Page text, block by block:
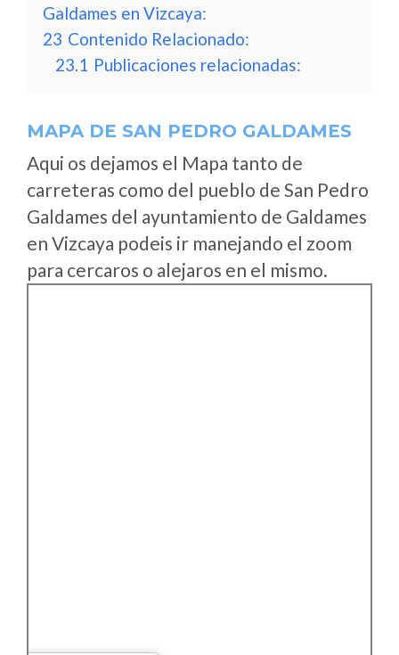
Galdames en Vizcaya:
23 Contenido Relacionado:
23.1 Publicaciones relacionadas:
MAPA DE SAN PEDRO GALDAMES
Aqui os dejamos el Mapa tanto de
carreteras como del pueblo de San Pedro
Galdames del ayuntamiento de Galdames
en Vizcaya podeis ir manejando el zoom
para cercaros o alejaros en el mismo.